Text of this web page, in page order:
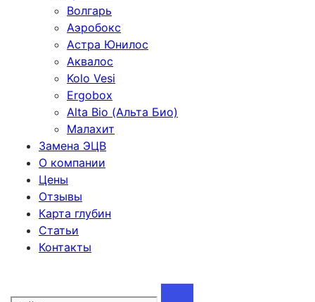
Волгарь
Аэробокс
Астра Юнилос
Аквалос
Kolo Vesi
Ergobox
Alta Bio (Альта Био)
Малахит
Замена ЭЦВ
О компании
Цены
Отзывы
Карта глубин
Статьи
Контакты